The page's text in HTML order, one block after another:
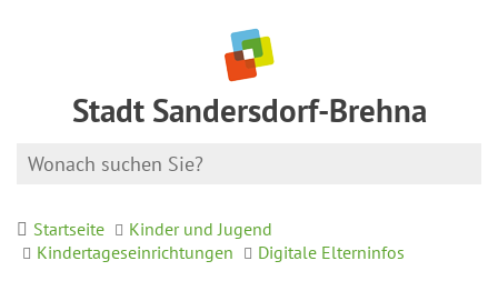
Stadt Sandersdorf-Brehna
Startseite
Kinder und Jugend
Kindertageseinrichtungen
Digitale Elterninfos